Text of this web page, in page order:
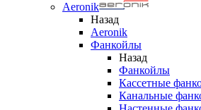
Aeronik
Назад
Aeronik
Фанкойлы
Назад
Фанкойлы
Кассетные
Канальные